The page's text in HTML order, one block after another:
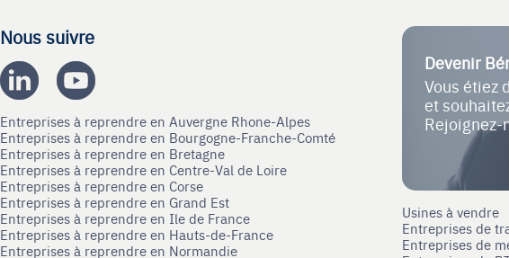
Nous suivre
Entreprises à reprendre en Auvergne Rhone-Alpes
Entreprises à reprendre en Bourgogne-Franche-Comté
Entreprises à reprendre en Bretagne
Entreprises à reprendre en Centre-Val de Loire
Entreprises à reprendre en Corse
Entreprises à reprendre en Grand Est
Entreprises à reprendre en Ile de France
Entreprises à reprendre en Hauts-de-France
Entreprises à reprendre en Normandie
Devenir
Vous étiez
et
Usines à vendre
Entreprises de
Entreprises de